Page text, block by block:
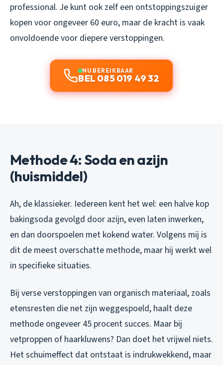
professional. Je kunt ook zelf een ontstoppingszuiger
kopen voor ongeveer 60 euro, maar de kracht is vaak
onvoldoende voor diepere verstoppingen.
NU BEREIKBAAR
BEL 085 019 49 32
Methode 4: Soda en azijn
(huismiddel)
Ah, de klassieker. Iedereen kent het wel: een halve kop
bakingsoda gevolgd door azijn, even laten inwerken,
en dan doorspoelen met kokend water. Volgens mij is
dit de meest overschatte methode, maar hij werkt wel
in specifieke situaties.
Bij verse verstoppingen van organisch materiaal, zoals
etensresten die net zijn weggespoeld, haalt deze
methode ongeveer 45 procent succes. Maar bij
vetproppen of haarkluwens? Dan doet het vrijwel niets.
Het schuimeffect dat ontstaat is indrukwekkend, maar